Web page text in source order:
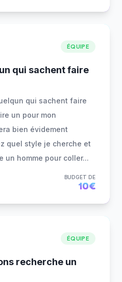
ÉQUIPE
qui sachent faire
qui sachent faire
un pour mon
bien évidement
quel style je cherche et
un homme pour coller...
BUDGET DE
10€
ÉQUIPE
recherche un